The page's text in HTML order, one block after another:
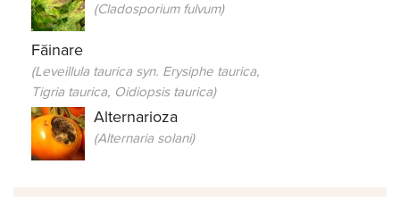
(Cladosporium fulvum)
Făinare
(Leveillula taurica syn. Erysiphe taurica,
Tigria taurica, Oidiopsis taurica)
Alternarioza
(Alternaria solani)